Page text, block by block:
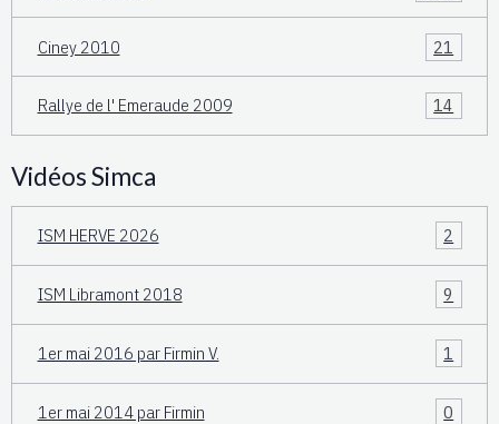
Ciney 2010 21
Rallye de l' Emeraude 2009 14
Vidéos Simca
ISM HERVE 2026 2
ISM Libramont 2018 9
1er mai 2016 par Firmin V. 1
1er mai 2014 par Firmin 0